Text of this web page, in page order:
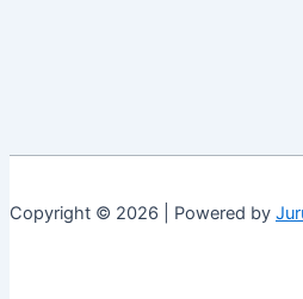
Copyright © 2026 | Powered by